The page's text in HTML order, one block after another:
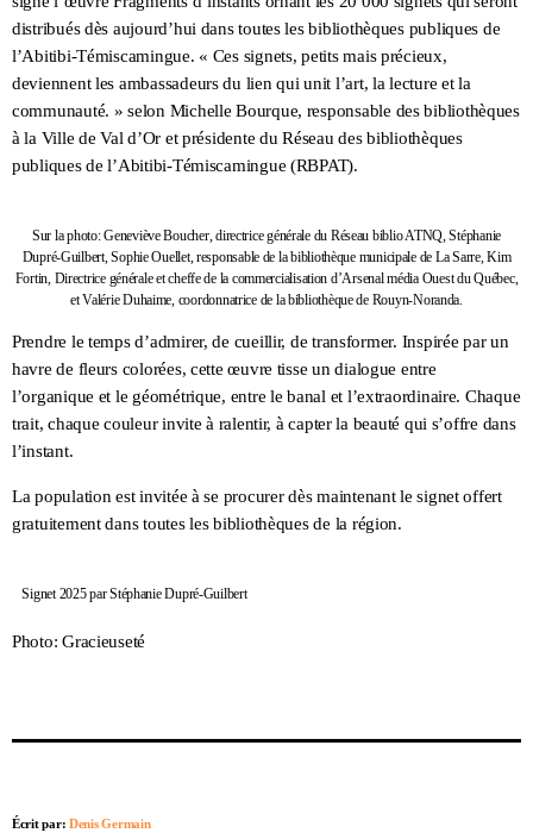
distribués dès aujourd’hui dans toutes les bibliothèques publiques de
l’Abitibi-Témiscamingue. « Ces signets, petits mais précieux,
deviennent les ambassadeurs du lien qui unit l’art, la lecture et la
communauté. » selon Michelle Bourque, responsable des bibliothèques
à la Ville de Val d’Or et présidente du Réseau des bibliothèques
publiques de l’Abitibi-Témiscamingue (RBPAT).
Sur la photo: Geneviève Boucher, directrice générale du Réseau biblio ATNQ, Stéphanie
Dupré-Guilbert, Sophie Ouellet, responsable de la bibliothèque municipale de La Sarre, Kim
Fortin, Directrice générale et cheffe de la commercialisation d’Arsenal média Ouest du Québec,
et Valérie Duhaime, coordonnatrice de la bibliothèque de Rouyn-Noranda.
Prendre le temps d’admirer, de cueillir, de transformer. Inspirée par un
havre de fleurs colorées, cette œuvre tisse un dialogue entre
l’organique et le géométrique, entre le banal et l’extraordinaire. Chaque
trait, chaque couleur invite à ralentir, à capter la beauté qui s’offre dans
l’instant.
La population est invitée à se procurer dès maintenant le signet offert
gratuitement dans toutes les bibliothèques de la région.
Signet 2025 par Stéphanie Dupré-Guilbert
Photo: Gracieuseté
Écrit par:Denis Germain